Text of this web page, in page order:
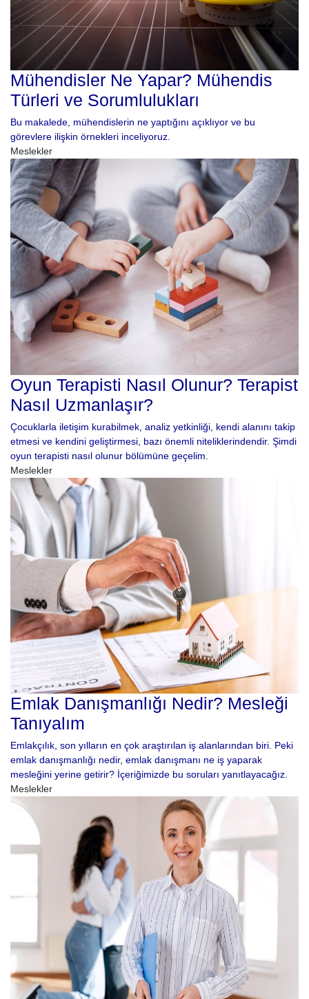
Mühendisler Ne Yapar? Mühendis
Türleri ve Sorumlulukları
Bu makalede, mühendislerin ne yaptığını açıklıyor ve bu
görevlere ilişkin örnekleri inceliyoruz.
Meslekler
Oyun Terapisti Nasıl Olunur? Terapist
Nasıl Uzmanlaşır?
Çocuklarla iletişim kurabilmek, analiz yetkinliği, kendi alanını takip
etmesi ve kendini geliştirmesi, bazı önemli niteliklerindendir. Şimdi
oyun terapisti nasıl olunur bölümüne geçelim.
Meslekler
Emlak Danışmanlığı Nedir? Mesleği
Tanıyalım
Emlakçılık, son yılların en çok araştırılan iş alanlarından biri. Peki
emlak danışmanlığı nedir, emlak danışmanı ne iş yaparak
mesleğini yerine getirir? İçeriğimizde bu soruları yanıtlayacağız.
Meslekler